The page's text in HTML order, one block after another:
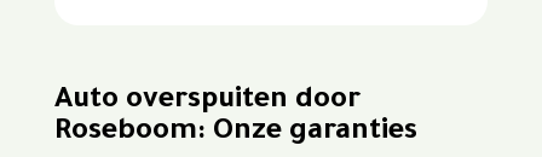
Auto overspuiten door
Roseboom: Onze garanties